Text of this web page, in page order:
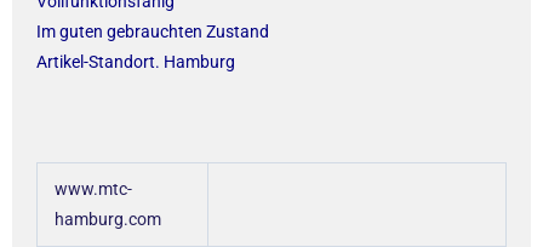
Im guten gebrauchten Zustand
Artikel-Standort. Hamburg
www.mtc-
hamburg.com